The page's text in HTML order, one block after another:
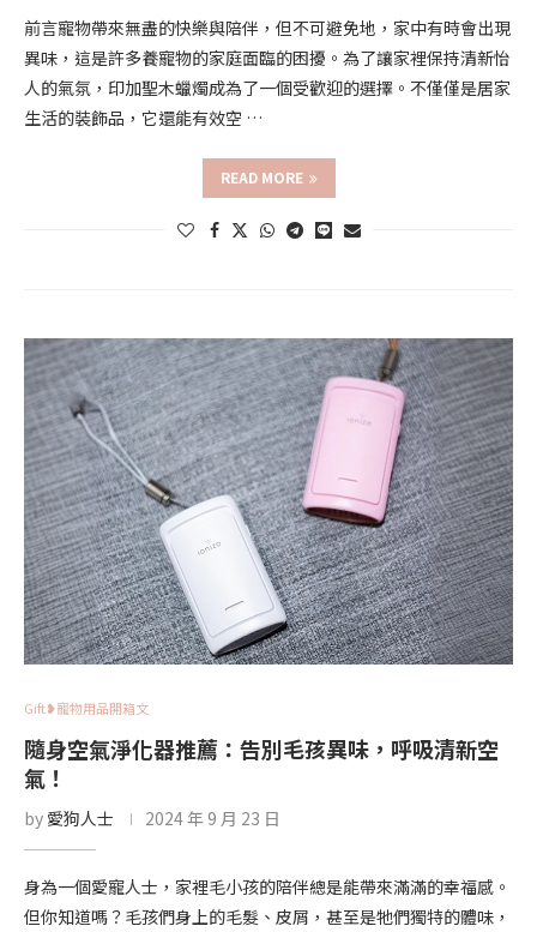
前言寵物帶來無盡的快樂與陪伴，但不可避免地，家中有時會出現
異味，這是許多養寵物的家庭面臨的困擾。為了讓家裡保持清新怡
人的氣氛，印加聖木蠟燭成為了一個受歡迎的選擇。不僅僅是居家
生活的裝飾品，它還能有效空 …
READ MORE
Gift❥寵物用品開箱文
隨身空氣淨化器推薦：告別毛孩異味，呼吸清新空
氣！
by 愛狗人士 2024 年 9 月 23 日
身為一個愛寵人士，家裡毛小孩的陪伴總是能帶來滿滿的幸福感。
但你知道嗎？毛孩們身上的毛髮、皮屑，甚至是牠們獨特的體味，